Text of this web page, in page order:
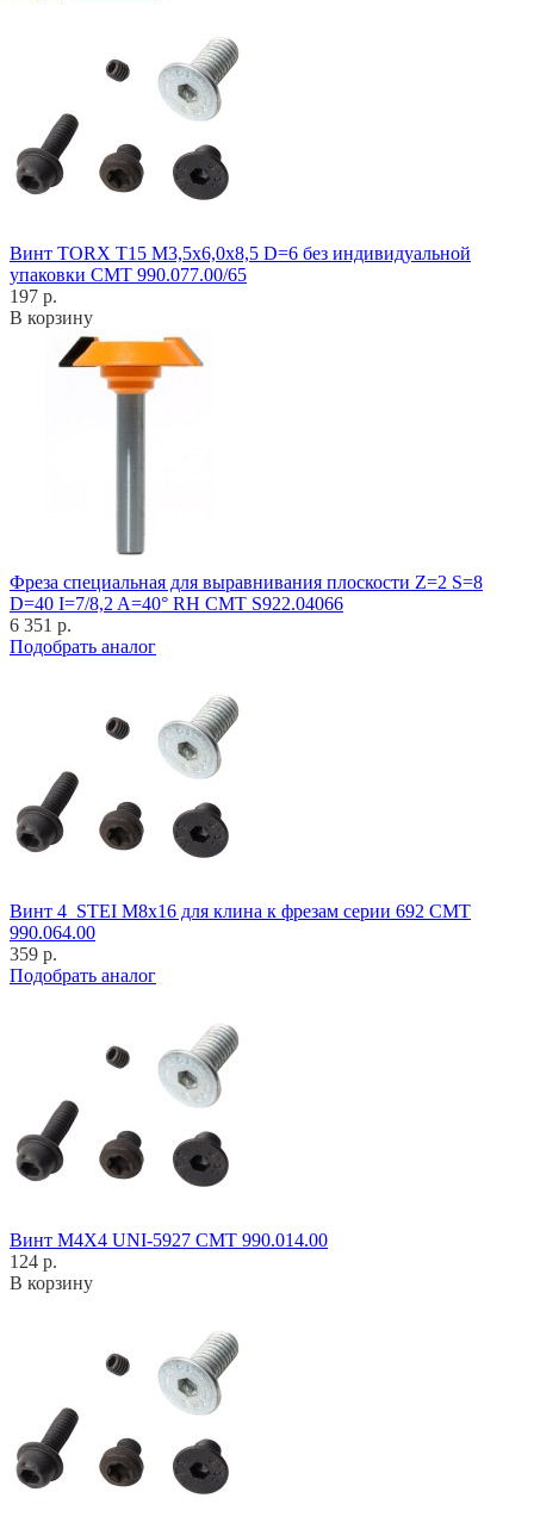
Винт TORX T15 M3,5x6,0x8,5 D=6 без индивидуальной
упаковки CMT 990.077.00/65
197 р.
В корзину
Фреза специальная для выравнивания плоскости Z=2 S=8
D=40 I=7/8,2 A=40° RH CMT S922.04066
6 351 р.
Подобрать аналог
Винт 4_STEI M8x16 для клина к фрезам серии 692 CMT
990.064.00
359 р.
Подобрать аналог
Винт M4X4 UNI-5927 CMT 990.014.00
124 р.
В корзину